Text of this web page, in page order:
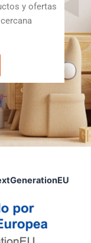
y ofertas